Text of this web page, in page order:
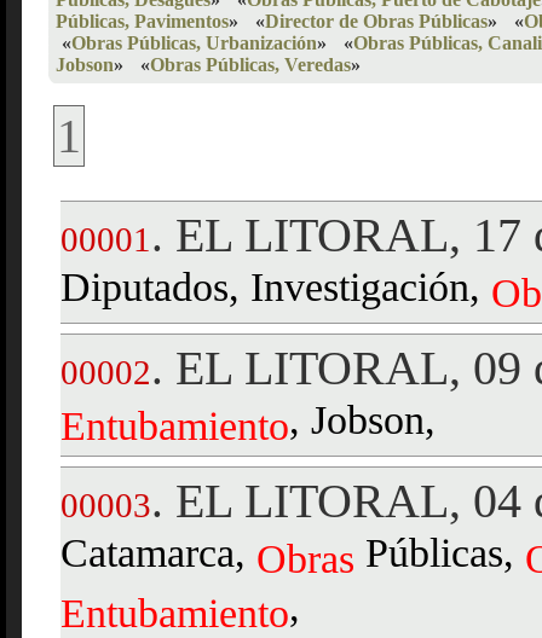
Públicas, Pavimentos» «Director de Obras Públicas» «
«Obras Públicas, Urbanización» «Obras Públicas,
Jobson» «Obras Públicas, Veredas»
1
00001 . EL LITORAL, 17
Diputados, Investigación,
00002. EL LITORAL, 09
Entubamiento, Jobson,
00003. EL LITORAL, 04
Catamarca, Obras Públicas,
Entubamiento,